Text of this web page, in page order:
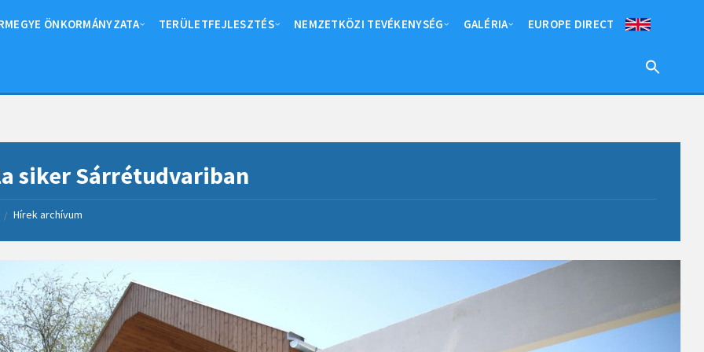
ÖNKORMÁNYZATA TERÜLETFEJLESZTÉS NEMZETKÖZI TEVÉKENYSÉG GALÉRIA EUROPE DIRECT
siker Sárrétudvariban
/ Hírek archívum